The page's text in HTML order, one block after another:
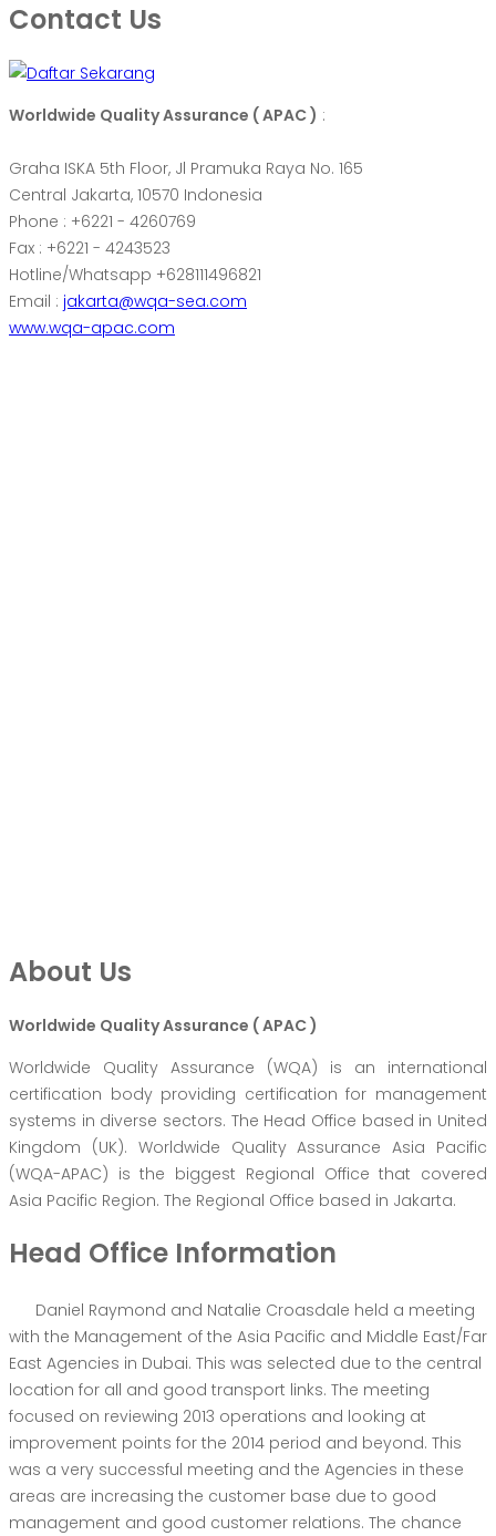
Contact Us
Worldwide Quality Assurance ( APAC ) :
Graha ISKA 5th Floor, Jl Pramuka Raya No. 165
Central Jakarta, 10570 Indonesia
Phone : +6221 - 4260769
Fax : +6221 - 4243523
Hotline/Whatsapp +628111496821
Email : jakarta@wqa-sea.com
www.wqa-apac.com
About Us
Worldwide Quality Assurance ( APAC )
Worldwide Quality Assurance (WQA) is an international
certification body providing certification for management
systems in diverse sectors. The Head Office based in United
Kingdom (UK). Worldwide Quality Assurance Asia Pacific
(WQA-APAC) is the biggest Regional Office that covered
Asia Pacific Region. The Regional Office based in Jakarta.
Head Office Information
Daniel Raymond and Natalie Croasdale held a meeting
with the Management of the Asia Pacific and Middle East/Far
East Agencies in Dubai. This was selected due to the central
location for all and good transport links. The meeting
focused on reviewing 2013 operations and looking at
improvement points for the 2014 period and beyond. This
was a very successful meeting and the Agencies in these
areas are increasing the customer base due to good
management and good customer relations. The chance